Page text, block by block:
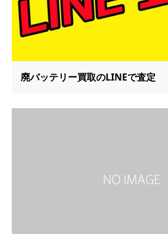
廃バッテリー買取のLINEで査定